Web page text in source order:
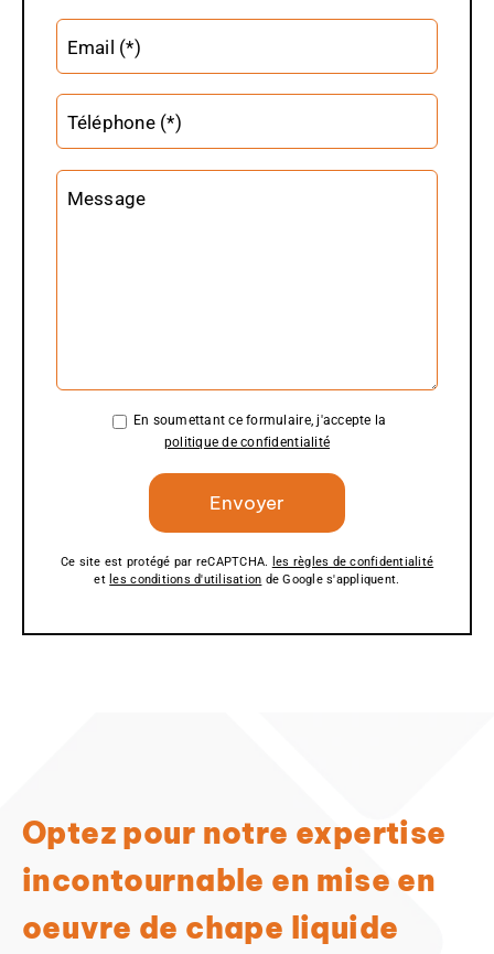
Email (*)
Téléphone (*)
Message
En soumettant ce formulaire, j'accepte la
politique de confidentialité
Ce site est protégé par reCAPTCHA.
les règles de confidentialité
et les conditions d'utilisation de Google s'appliquent.
Optez pour notre expertise
incontournable en mise en
oeuvre de chape liquide